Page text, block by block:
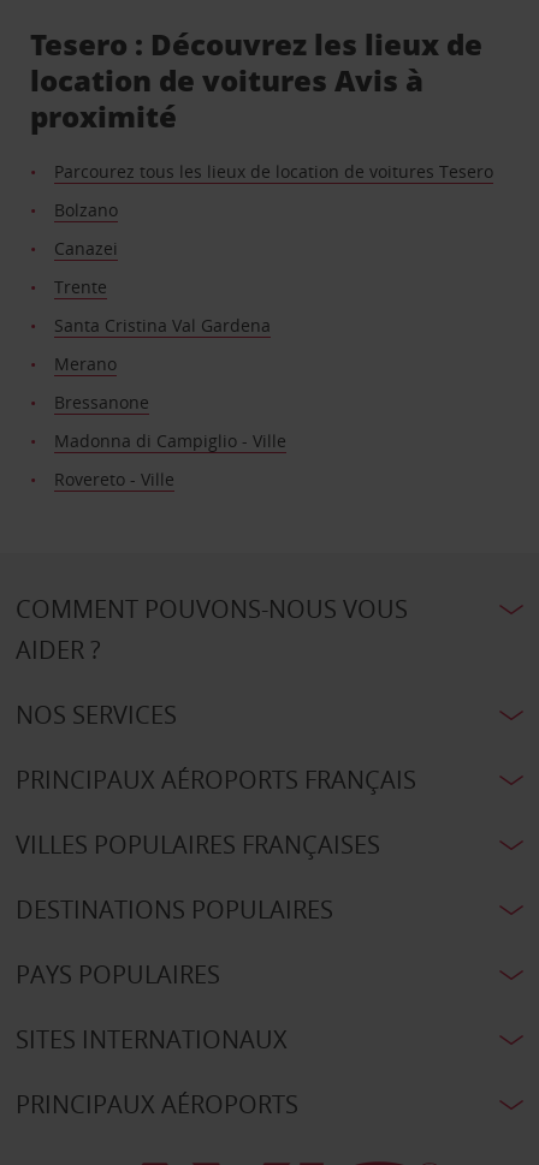
Tesero : Découvrez les lieux de
location de voitures Avis à
proximité
Parcourez tous les lieux de location de voitures Tesero
Bolzano
Canazei
Trente
Santa Cristina Val Gardena
Merano
Bressanone
Madonna di Campiglio - Ville
Rovereto - Ville
COMMENT POUVONS-NOUS VOUS
AIDER ?
NOS SERVICES
PRINCIPAUX AÉROPORTS FRANÇAIS
VILLES POPULAIRES FRANÇAISES
DESTINATIONS POPULAIRES
PAYS POPULAIRES
SITES INTERNATIONAUX
PRINCIPAUX AÉROPORTS